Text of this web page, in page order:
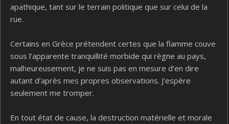
apathique, tant sur le terrain politique que sur celui de la
rue.
Certains en Grèce prétendent certes que la flamme couve
sous l’apparente tranquillité morbide qui règne au pays,
malheureusement, je ne suis pas en mesure d’en dire
autant d’après mes propres observations. J’espère
seulement me tromper.
En tout état de cause, la destruction matérielle et morale